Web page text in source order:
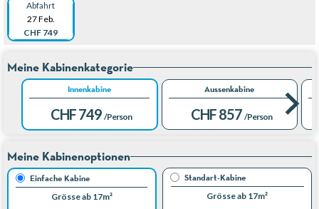
Abfahrt
27 Feb.
CHF 749
Meine Kabinenkategorie
Innenkabine
CHF 749 /Person
Aussenkabine
CHF 857 /Person
Meine Kabinenoptionen
Einfache Kabine
Grösse ab 17m²
Standart-Kabine
Grösse ab 17m²